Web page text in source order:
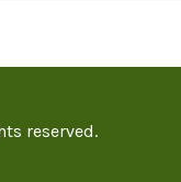
reserved.